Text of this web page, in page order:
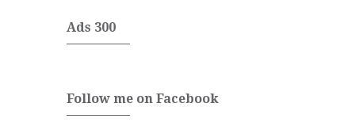
Ads 300
Follow me on Facebook